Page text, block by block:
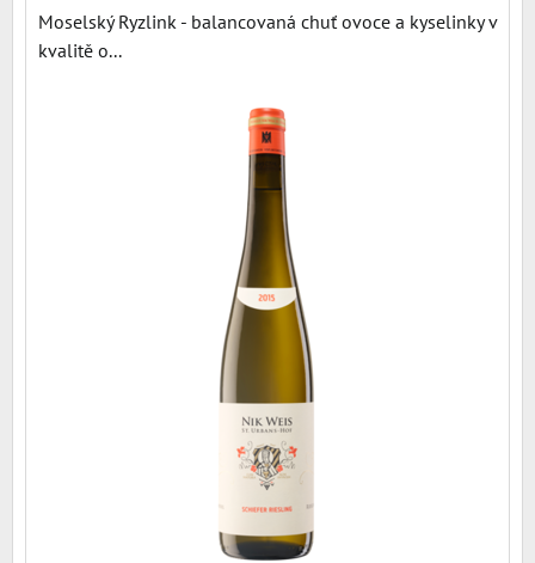
Moselský Ryzlink - balancovaná chuť ovoce a kyselinky v
kvalitě o...